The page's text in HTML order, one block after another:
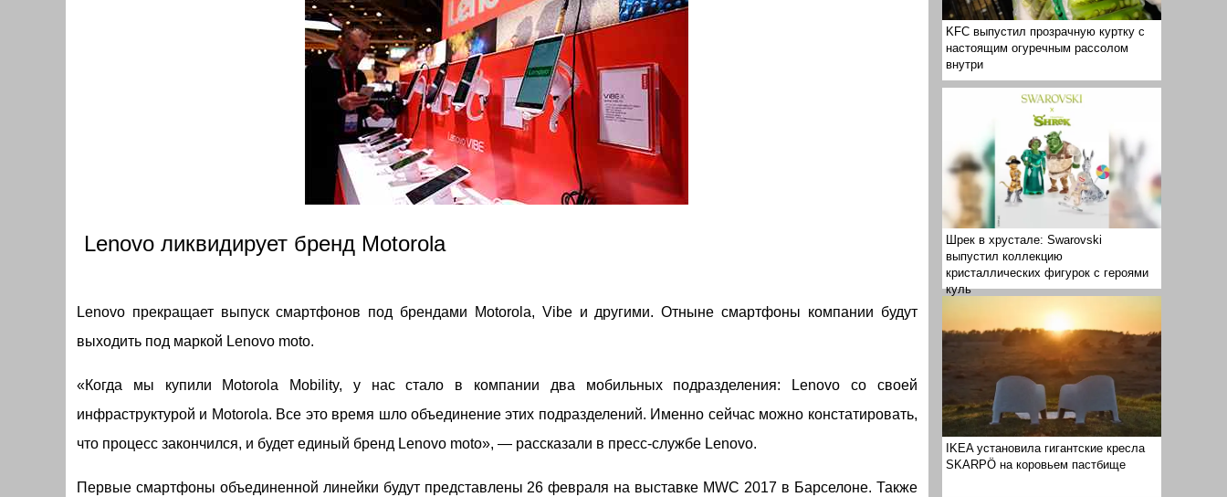
KFC выпустил прозрачную куртку с
настоящим огуречным рассолом
внутри
Шрек в хрустале: Swarovski
выпустил коллекцию
кристаллических фигурок с героями
куль
IKEA установила гигантские кресла
SKARPÖ на коровьем пастбище
Lenovo ликвидирует бренд Motorola
Lenovo прекращает выпуск смартфонов под брендами Motorola, Vibe и другими. Отныне смартфоны компании будут
выходить под маркой Lenovo moto.
«Когда мы купили Motorola Mobility, у нас стало в компании два мобильных подразделения: Lenovo со своей
инфраструктурой и Motorola. Все это время шло объединение этих подразделений. Именно сейчас можно констатировать,
что процесс закончился, и будет единый бренд Lenovo moto», — рассказали в пресс-службе Lenovo.
Первые смартфоны объединенной линейки будут представлены 26 февраля на выставке MWC 2017 в Барселоне. Также